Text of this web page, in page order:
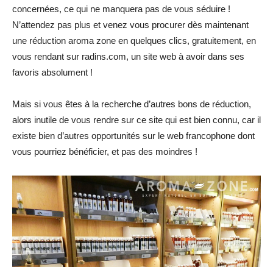
concernées, ce qui ne manquera pas de vous séduire !
N’attendez pas plus et venez vous procurer dès maintenant
une réduction aroma zone en quelques clics, gratuitement, en
vous rendant sur radins.com, un site web à avoir dans ses
favoris absolument !
Mais si vous êtes à la recherche d’autres bons de réduction,
alors inutile de vous rendre sur ce site qui est bien connu, car il
existe bien d’autres opportunités sur le web francophone dont
vous pourriez bénéficier, et pas des moindres !